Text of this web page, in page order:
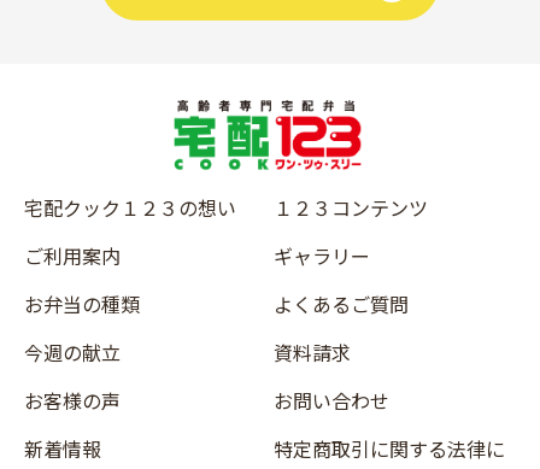
宅配クック１２３の想い
ご利用案内
お弁当の種類
今週の献立
お客様の声
新着情報
１２３コンテンツ
ギャラリー
よくあるご質問
資料請求
お問い合わせ
特定商取引に関する法律に